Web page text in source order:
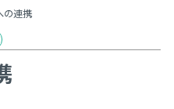
の連携